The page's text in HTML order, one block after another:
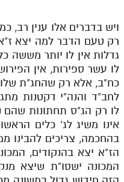
תע"ס חלק ב' עיון
תע"ס חלק ג' עיון
תלמוד עשר הספירות חלק ד
תלמוד עשר הספירות חלק ה
תלמוד עשר הספירות חלק ו
תלמוד עשר הספירות חלק ז
תלמוד עשר הספירות חלק ח
ויש בדברים אלו ענין רב,
רק טעם הדבר למה יצא
גדלות אין לו יותר מששה
לו עשר ספירות, אין
כח"ב, אלא רק שהחג"ת שלו
לחב"ד והנה"י דקטנות
לו רק הג"ס תחתונות שהם
אינו משיג לג' כלים
בהחכמה, צריכים להבינו
הז"א יצא בהנקודים,
המכונה ישסו"ת שיצא